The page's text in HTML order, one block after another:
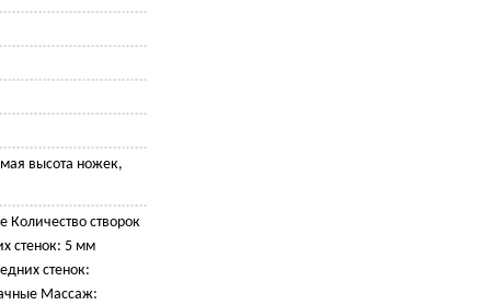
высота ножек,
Количество створок
стенок: 5 мм
стенок:
Массаж: